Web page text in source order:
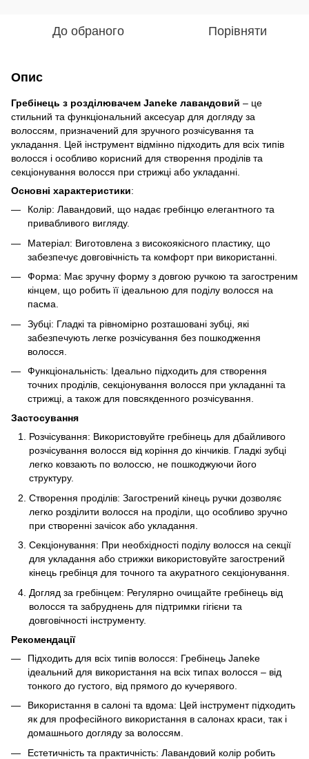
До обраного Порівняти
Опис
Гребінець з розділювачем Janeke лавандовий – це
стильний та функціональний аксесуар для догляду за
волоссям, призначений для зручного розчісування та
укладання. Цей інструмент відмінно підходить для всіх типів
волосся і особливо корисний для створення проділів та
секціонування волосся при стрижці або укладанні.
Основні характеристики:
Колір: Лавандовий, що надає гребінцю елегантного та
привабливого вигляду.
Матеріал: Виготовлена з високоякісного пластику, що
забезпечує довговічність та комфорт при використанні.
Форма: Має зручну форму з довгою ручкою та загостреним
кінцем, що робить її ідеальною для поділу волосся на
пасма.
Зубці: Гладкі та рівномірно розташовані зубці, які
забезпечують легке розчісування без пошкодження
волосся.
Функціональність: Ідеально підходить для створення
точних проділів, секціонування волосся при укладанні та
стрижці, а також для повсякденного розчісування.
Застосування
Розчісування: Використовуйте гребінець для дбайливого
розчісування волосся від коріння до кінчиків. Гладкі зубці
легко ковзають по волоссю, не пошкоджуючи його
структуру.
Створення проділів: Загострений кінець ручки дозволяє
легко розділити волосся на проділи, що особливо зручно
при створенні зачісок або укладання.
Секціонування: При необхідності поділу волосся на секції
для укладання або стрижки використовуйте загострений
кінець гребінця для точного та акуратного секціонування.
Догляд за гребінцем: Регулярно очищайте гребінець від
волосся та забруднень для підтримки гігієни та
довговічності інструменту.
Рекомендації
Підходить для всіх типів волосся: Гребінець Janeke
ідеальний для використання на всіх типах волосся – від
тонкого до густого, від прямого до кучерявого.
Використання в салоні та вдома: Цей інструмент підходить
як для професійного використання в салонах краси, так і
домашнього догляду за волоссям.
Естетичність та практичність: Лавандовий колір робить